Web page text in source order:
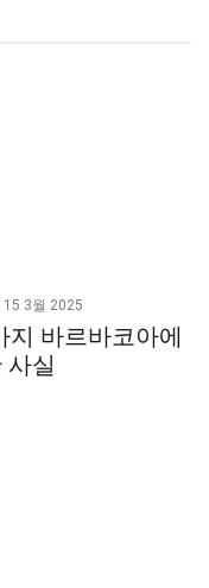
15 3월 2025
지 바르바코아에
사실